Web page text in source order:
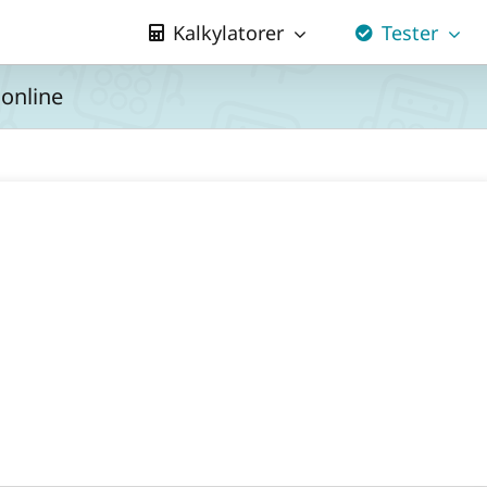
Kalkylatorer Tester